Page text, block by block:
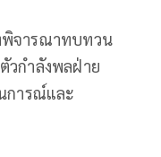
พิจารณาทบทวน
วกำลังพลฝ่าย
การณ์และ